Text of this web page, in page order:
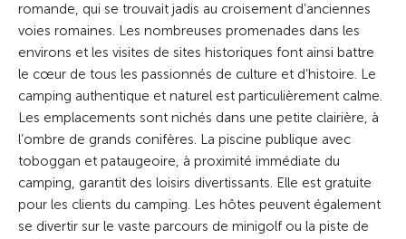
romande, qui se trouvait jadis au croisement d’anciennes
voies romaines. Les nombreuses promenades dans les
environs et les visites de sites historiques font ainsi battre
le cœur de tous les passionnés de culture et d’histoire. Le
camping authentique et naturel est particulièrement calme.
Les emplacements sont nichés dans une petite clairière, à
l’ombre de grands conifères. La piscine publique avec
toboggan et pataugeoire, à proximité immédiate du
camping, garantit des loisirs divertissants. Elle est gratuite
pour les clients du camping. Les hôtes peuvent également
se divertir sur le vaste parcours de minigolf ou la piste de